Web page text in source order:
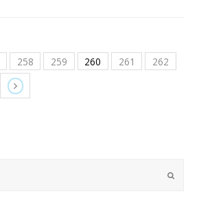
258 259 260 261
262
Submit